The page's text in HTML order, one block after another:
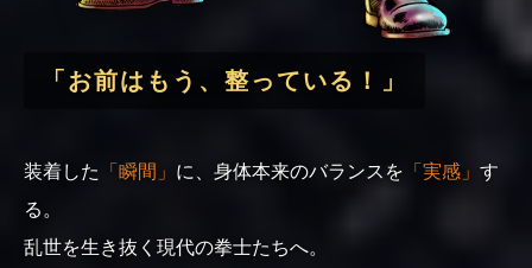
「お前はもう、整っている！」
装着した 「瞬間」 に、身体本来のバランスを 「実感」 す
る。
乱世を生き抜く現代の拳士たちへ。